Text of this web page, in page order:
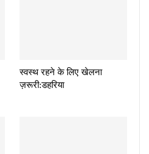
स्वस्थ रहने के लिए खेलना
ज़रूरी:डहरिया